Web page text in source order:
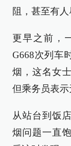
阻，甚至有人
更早之前，
G668次列车
烟，这名女
但乘务员表示
从站台到饭
烟问题一直